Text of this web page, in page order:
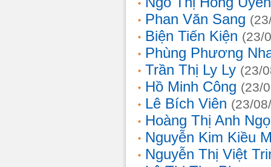
Phan Văn Sang
Biện Tiến Kiện (23/
Phùng Phương
Trần Thị Ly Ly (23/
Hồ Minh Công (23/
Lê Bích Viên (23/
Hoàng Thị Anh
Nguyễn Kim Kiều
Nguyễn Thị Việt